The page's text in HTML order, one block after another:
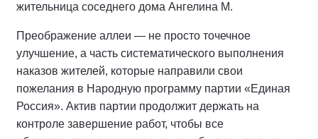
жительница соседнего дома Ангелина М.
Преображение аллеи — не просто точечное
улучшение, а часть систематического выполнения
наказов жителей, которые направили свои
пожелания в Народную программу партии «Единая
Россия». Актив партии продолжит держать на
контроле завершение работ, чтобы все